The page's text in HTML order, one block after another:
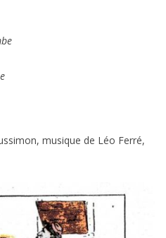
musique de Léo Ferré,